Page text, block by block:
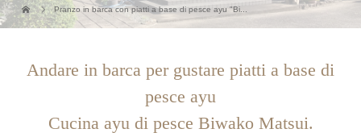
Pranzo in barca con piatti a base di pesce ayu "Bi...
Andare in barca per gustare piatti a base di
pesce ayu
Cucina ayu di pesce Biwako Matsui.